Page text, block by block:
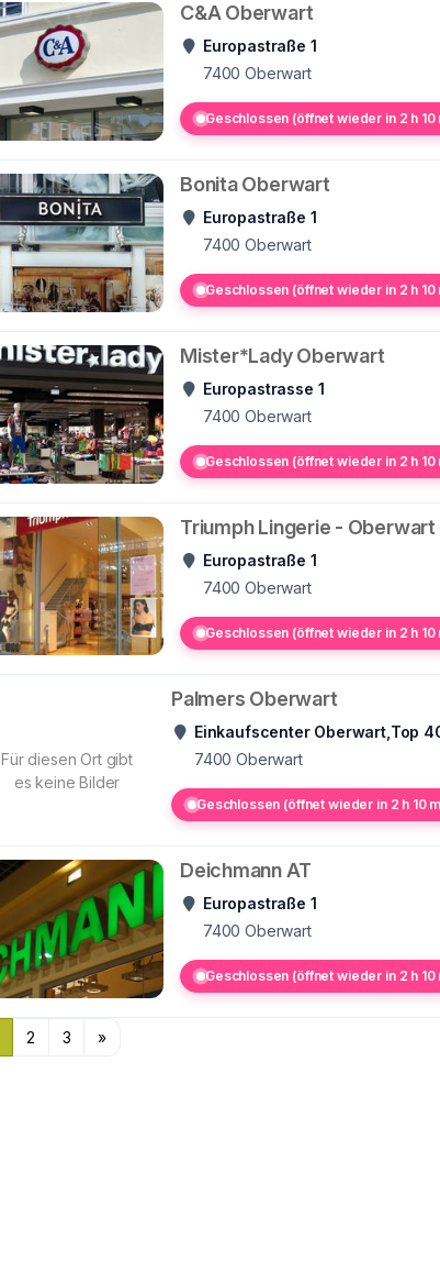
C&A Oberwart
Europastraße 1
7400 Oberwart
Geschlossen (öffnet wieder in 2 h 10
Bonita Oberwart
Europastraße 1
7400 Oberwart
Geschlossen (öffnet wieder in 2 h 10
Mister*Lady Oberwart
Europastrasse 1
7400 Oberwart
Geschlossen (öffnet wieder in 2 h 10
Triumph Lingerie - Oberwart
Europastraße 1
7400 Oberwart
Geschlossen (öffnet wieder in 2 h 10
Für diesen Ort gibt
es keine Bilder
Palmers Oberwart
Einkaufscenter Oberwart,Top
7400 Oberwart
Geschlossen (öffnet wieder in 2 h 10
Deichmann AT
Europastraße 1
7400 Oberwart
Geschlossen (öffnet wieder in 2 h 10
2 3 »